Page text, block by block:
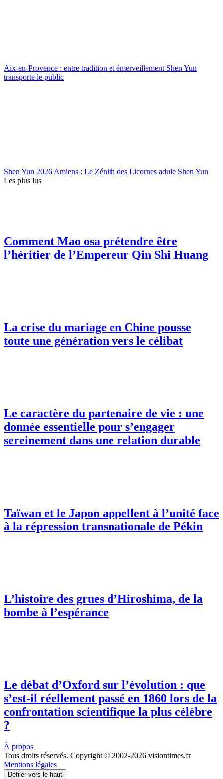
Aix-en-Provence : entre tradition et émerveillement Shen Yun
transporte le public
Shen Yun 2026 Amiens : Le Zénith des Licornes adule Shen Yun
Les plus lus
Comment Mao osa prétendre être
l’héritier de l’Empereur Qin Shi Huang
La crise du mariage en Chine pousse
toute une génération vers le célibat
Le caractère du partenaire de vie : une
donnée essentielle pour s’engager
sereinement dans une relation durable
Taïwan et le Japon appellent à l’unité face
à la répression transnationale de Pékin
L’histoire des grues d’Hiroshima, de la
bombe à l’espérance
Le débat d’Oxford sur l’évolution : que
s’est-il réellement passé en 1860 lors de la
confrontation scientifique la plus célèbre
?
À propos
Tous droits réservés. Copyright © 2002-2026 visiontimes.fr
Mentions légales
Défiler vers le haut